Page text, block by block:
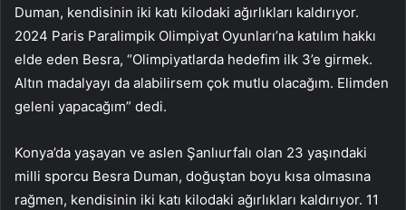
Duman, kendisinin iki katı kilodaki ağırlıkları kaldırıyor.
2024 Paris Paralimpik Olimpiyat Oyunları’na katılım hakkı
elde eden Besra, “Olimpiyatlarda hedefim ilk 3’e girmek.
Altın madalyayı da alabilirsem çok mutlu olacağım. Elimden
geleni yapacağım” dedi.
Konya’da yaşayan ve aslen Şanlıurfalı olan 23 yaşındaki
milli sporcu Besra Duman, doğuştan boyu kısa olmasına
rağmen, kendisinin iki katı kilodaki ağırlıkları kaldırıyor. 11